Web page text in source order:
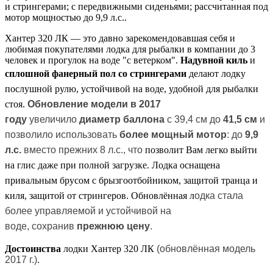
и стрингерами; с передвижными сиденьями; рассчитанная под
мотор мощностью до 9,9 л.с..
Хантер 320 ЛК ― это давно зарекомендовавшая себя и
любимая покупателями лодка для рыбалки в компании до 3
человек и прогулок на воде "с ветерком". Надувной киль и
сплошной фанерный пол со стрингерами делают лодку
послушной рулю, устойчивой на воде, удобной для рыбалки
стоя. Обновление модели в 2017
году увеличило диаметр баллона с 39,4 см до 41,5 см и
позволило использовать более мощный мотор: до 9,9
л.с. вместо прежних 8 л.с., что позволит Вам легко выйти
на глис даже при полной загрузке. Лодка оснащена
привальным брусом с брызгоотбойником, защитой транца и
киля, защитой от стрингеров. Обновлённая лодка стала
более управляемой и устойчивой на
воде, сохранив прежнюю цену.
Достоинства лодки Хантер 320 ЛК (обновлённая модель
2017 г.).